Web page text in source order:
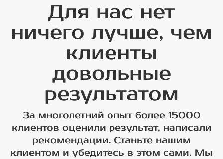
Для нас нет
ничего лучше, чем
клиенты
довольные
результатом
За многолетний опыт более 15000
клиентов оценили результат, написали
рекомендации. Станьте нашим
клиентом и убедитесь в этом сами. Мы